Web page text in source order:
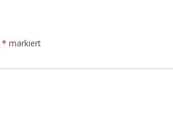
* markiert